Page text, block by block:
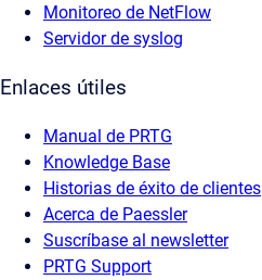
Monitoreo de NetFlow
Servidor de syslog
Enlaces útiles
Manual de PRTG
Knowledge Base
Historias de éxito de clientes
Acerca de Paessler
Suscríbase al newsletter
PRTG Support